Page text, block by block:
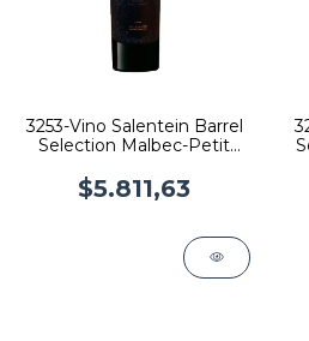
3253-Vino Salentein Barrel
Selection Malbec-Petit
$5.811,63